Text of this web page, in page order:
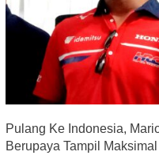
Pulang Ke Indonesia,
Berupaya Tampil